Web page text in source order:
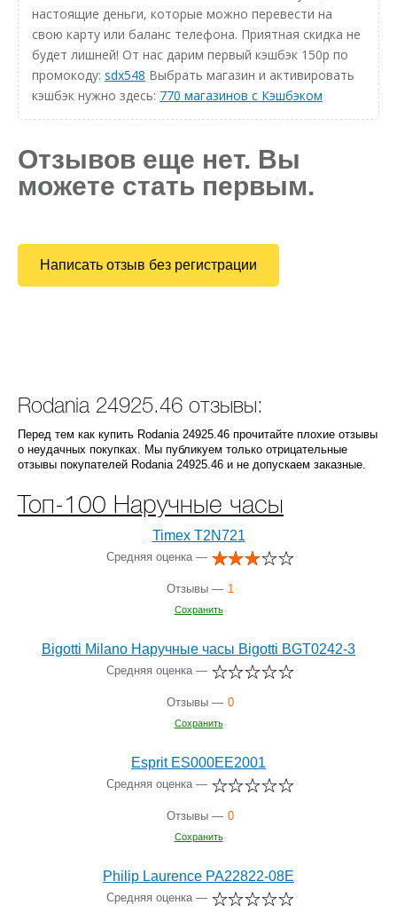
настоящие деньги, которые можно перевести на
свою карту или баланс телефона. Приятная скидка не
будет лишней! От нас дарим первый кэшбэк 150р по
промокоду: sdx548 Выбрать магазин и активировать
кэшбэк нужно здесь: 770 магазинов с Кэшбэком
Отзывов еще нет. Вы
можете стать первым.
Написать отзыв без регистрации
Rodania 24925.46 отзывы:
Перед тем как купить Rodania 24925.46 прочитайте плохие отзывы
о неудачных покупках. Мы публикуем только отрицательные
отзывы покупателей Rodania 24925.46 и не допускаем заказные.
Топ-100 Наручные часы
Timex T2N721
Средняя оценка —
Отзывы — 1
Сохранить
Bigotti Milano Наручные часы Bigotti BGT0242-3
Средняя оценка —
Отзывы — 0
Сохранить
Esprit ES000EE2001
Средняя оценка —
Отзывы — 0
Сохранить
Philip Laurence PA22822-08E
Средняя оценка —